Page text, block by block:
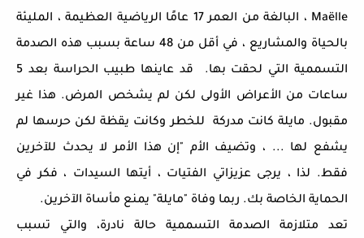
Maëlle ، البالغة من العمر 17 عامًا الرياضية العظيمة ، المليئة
بالحياة والمشاريع ، في أقل من 48 ساعة بسبب هذه الصدمة
التسممية التي لحقت بها. قد عاينها طبيب الحراسة بعد 5
ساعات من الأعراض الأولى لكن لم يشخص المرض. هذا غير
مقبول. مايلة كانت مدركة للخطر وكانت يقظة لكن حرسها لم
يشفع لها ... ، وتضيف الأم "إن هذا الأمر لا يحدث للآخرين
فقط. لذا ، يرجى عزيزاتي الفتيات ، أيتها السيدات ، فكر في
الحماية الخاصة بك. ربما وفاة "مايلة" يمنع مأساة الآخرين.
تعد متلازمة الصدمة التسممية حالة نادرة، والتي تسبب